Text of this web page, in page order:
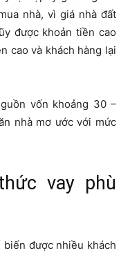
nhà, vì giá nhà đất
được khoản tiền cao
cao và khách hàng lại
vốn khoảng 30 –
nhà mơ ước với mức
vay phù
được nhiều khách